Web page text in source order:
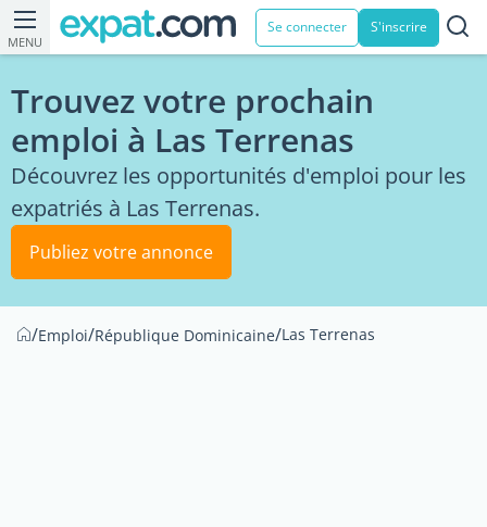
MENU
Se connecter S'inscrire
Trouvez votre prochain
emploi à Las Terrenas
Découvrez les opportunités d'emploi pour les
expatriés à Las Terrenas.
Publiez votre annonce
/Emploi/République Dominicaine/Las Terrenas